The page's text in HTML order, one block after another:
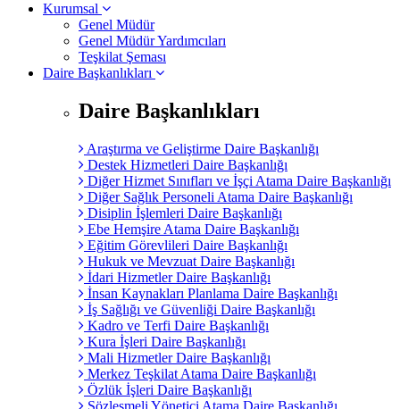
Kurumsal
Genel Müdür
Genel Müdür Yardımcıları
Teşkilat Şeması
Daire Başkanlıkları
Daire Başkanlıkları
Araştırma ve Geliştirme Daire Başkanlığı
Destek Hizmetleri Daire Başkanlığı
Diğer Hizmet Sınıfları ve İşçi Atama Daire Başkanlığı
Diğer Sağlık Personeli Atama Daire Başkanlığı
Disiplin İşlemleri Daire Başkanlığı
Ebe Hemşire Atama Daire Başkanlığı
Eğitim Görevlileri Daire Başkanlığı
Hukuk ve Mevzuat Daire Başkanlığı
İdari Hizmetler Daire Başkanlığı
İnsan Kaynakları Planlama Daire Başkanlığı
İş Sağlığı ve Güvenliği Daire Başkanlığı
Kadro ve Terfi Daire Başkanlığı
Kura İşleri Daire Başkanlığı
Mali Hizmetler Daire Başkanlığı
Merkez Teşkilat Atama Daire Başkanlığı
Özlük İşleri Daire Başkanlığı